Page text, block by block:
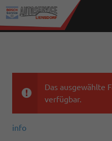
Das ausgewählte
verfügbar.
info